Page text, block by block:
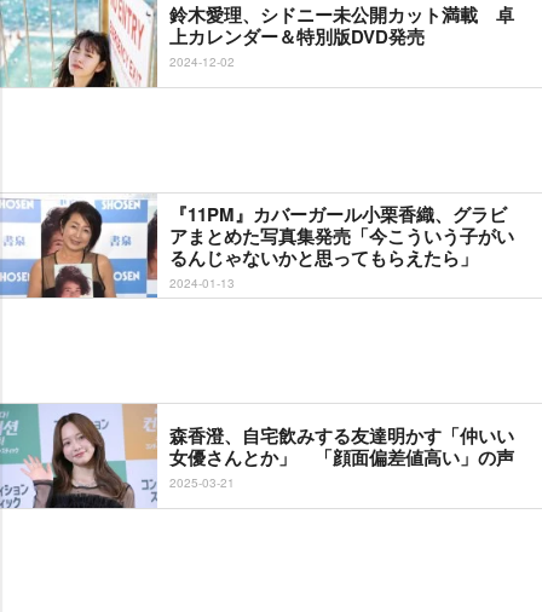
鈴木愛理、シドニー未公開カット満載 卓
上カレンダー＆特別版DVD発売
2024-12-02
『11PM』カバーガール小栗香織、グラビ
アまとめた写真集発売「今こういう子がい
るんじゃないかと思ってもらえたら」
2024-01-13
森香澄、自宅飲みする友達明かす「仲いい
女優さんとか」 「顔面偏差値高い」の声
2025-03-21